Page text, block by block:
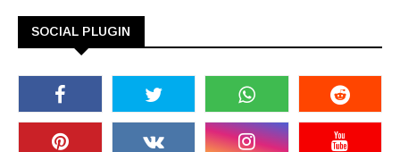
SOCIAL PLUGIN